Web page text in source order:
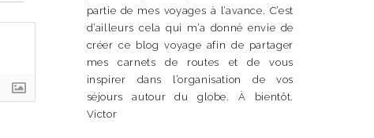
partie de mes voyages à l’avance. C’est
d’ailleurs cela qui m’a donné envie de
créer ce blog voyage afin de partager
mes carnets de routes et de vous
inspirer dans l’organisation de vos
séjours autour du globe. À bientôt.
Victor